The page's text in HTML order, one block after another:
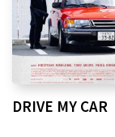
DRIVE MY CAR